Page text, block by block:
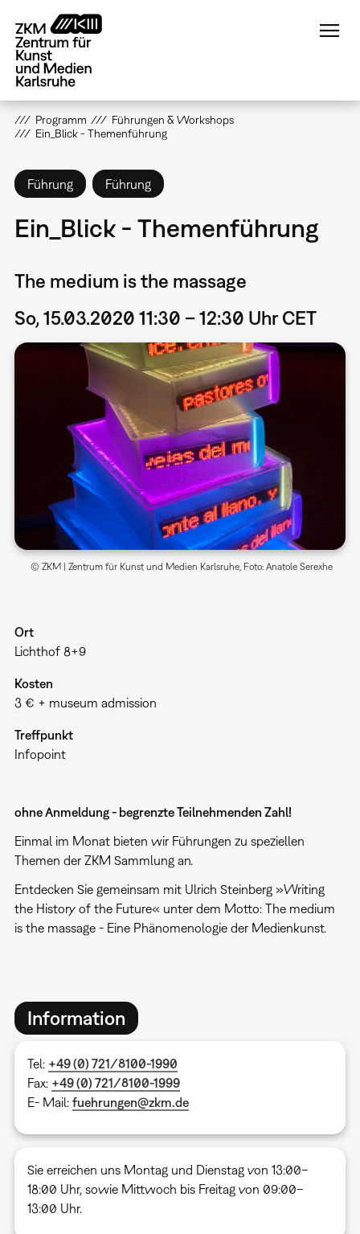
zum
Inhalt
Programm
Führungen & Workshops
Ein_Blick - Themenführung
Führung Führung
Ein_Blick - Themenführung
The medium is the massage
So, 15.03.2020 11:30 – 12:30 Uhr CET
© ZKM | Zentrum für Kunst und Medien Karlsruhe, Foto: Anatole Serexhe
Ort
Lichthof 8+9
Kosten
3 € + museum admission
Treffpunkt
Infopoint
ohne Anmeldung - begrenzte Teilnehmenden Zahl!
Einmal im Monat bieten wir Führungen zu speziellen
Themen der ZKM Sammlung an.
Entdecken Sie gemeinsam mit Ulrich Steinberg »Writing
the History of the Future« unter dem Motto: The medium
is the massage - Eine Phänomenologie der Medienkunst.
Information
Tel: +49 (0) 721/8100-1990
Fax: +49 (0) 721/8100-1999
E- Mail: fuehrungen@zkm.de
Sie erreichen uns Montag und Dienstag von 13:00–
18:00 Uhr, sowie Mittwoch bis Freitag von 09:00–
13:00 Uhr.